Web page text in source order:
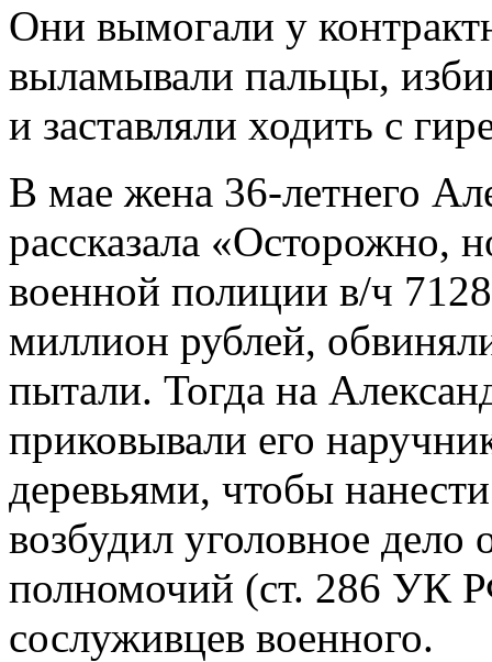
Они вымогали у
выламывали пальцы,
и заставляли ходить с
В мае жена 36-летнего
рассказала «Осторожно,
военной полиции в/ч
миллион рублей,
пытали. Тогда на
приковывали его
деревьями, чтобы
возбудил уголовное
полномочий (ст. 286 УК
сослуживцев военного.